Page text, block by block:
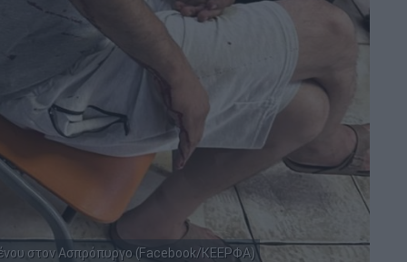
στον Ασπρόπυργο (Facebook/ΚΕΕΡΦΑ)